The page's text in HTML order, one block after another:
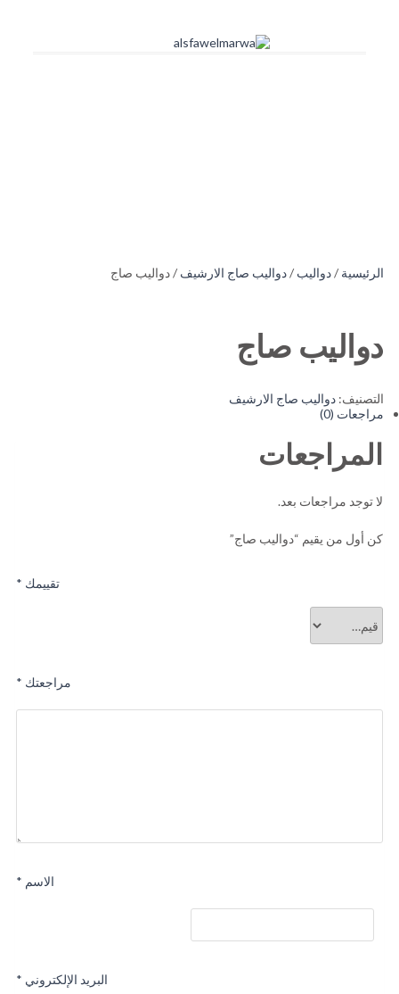
الرئيسية /دواليب /دواليب صاج الارشيف / دواليب صاج
دواليب صاج
التصنيف:دواليب صاج الارشيف
مراجعات (0)
المراجعات
لا توجد مراجعات بعد.
كن أول من يقيم “دواليب صاج”
تقييمك *
مراجعتك *
الاسم *
البريد الإلكتروني *